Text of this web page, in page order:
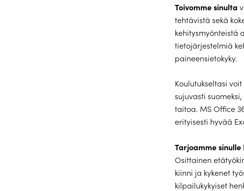
Toivomme sinulta
tehtävistä sekä
kehitysmyönteistä
tietojärjestelmiä
paineensietokyky.
Koulutukseltasi
sujuvasti
taitoa. MS Office
erityisesti hyvää
Tarjoamme sinulle
Osittainen
kiinni ja kykenet
kilpailukykyiset